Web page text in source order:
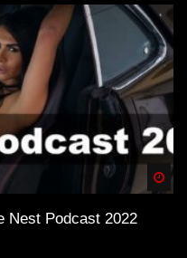
Nest Podcast 2022